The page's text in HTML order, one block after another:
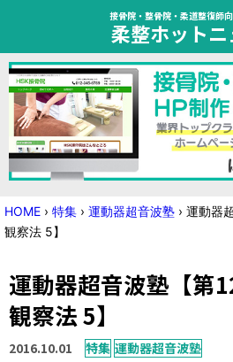
接骨院・整骨院・柔道整復師
柔整ホットニ
HOME
トピック
ニュース
国家試験対策
学会・セミナー情報
HOME › 特集 › 運動器超音波塾 › 運動器
観察法 5】
運動器超音波塾【第
観察法 5】
2016.10.01 特集 運動器超音波塾